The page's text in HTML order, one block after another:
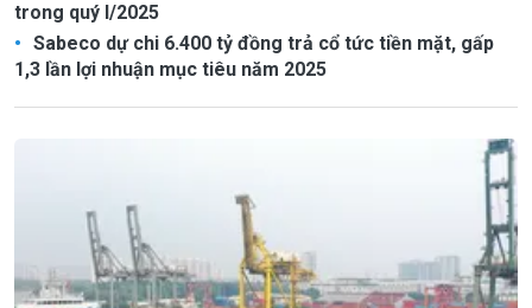
trong quý I/2025
Sabeco dự chi 6.400 tỷ đồng trả cổ tức tiền mặt, gấp
1,3 lần lợi nhuận mục tiêu năm 2025